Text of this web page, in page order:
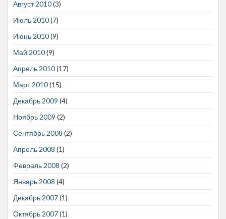
Август 2010(3)
Июль 2010(7)
Июнь 2010(9)
Май 2010(9)
Апрель 2010(17)
Март 2010(15)
Декабрь 2009 (4)
Ноябрь 2009 (2)
Сентябрь 2008 (2)
Апрель 2008 (1)
Февраль 2008 (2)
Январь 2008 (4)
Декабрь 2007(1)
Октябрь 2007(1)